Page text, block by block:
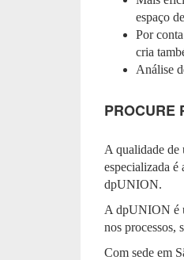
espaço
Por
cria
Análise
PROCURE
A qualidade de
especializada é
dpUNION.
A dpUNION é
nos processos,
Com sede em